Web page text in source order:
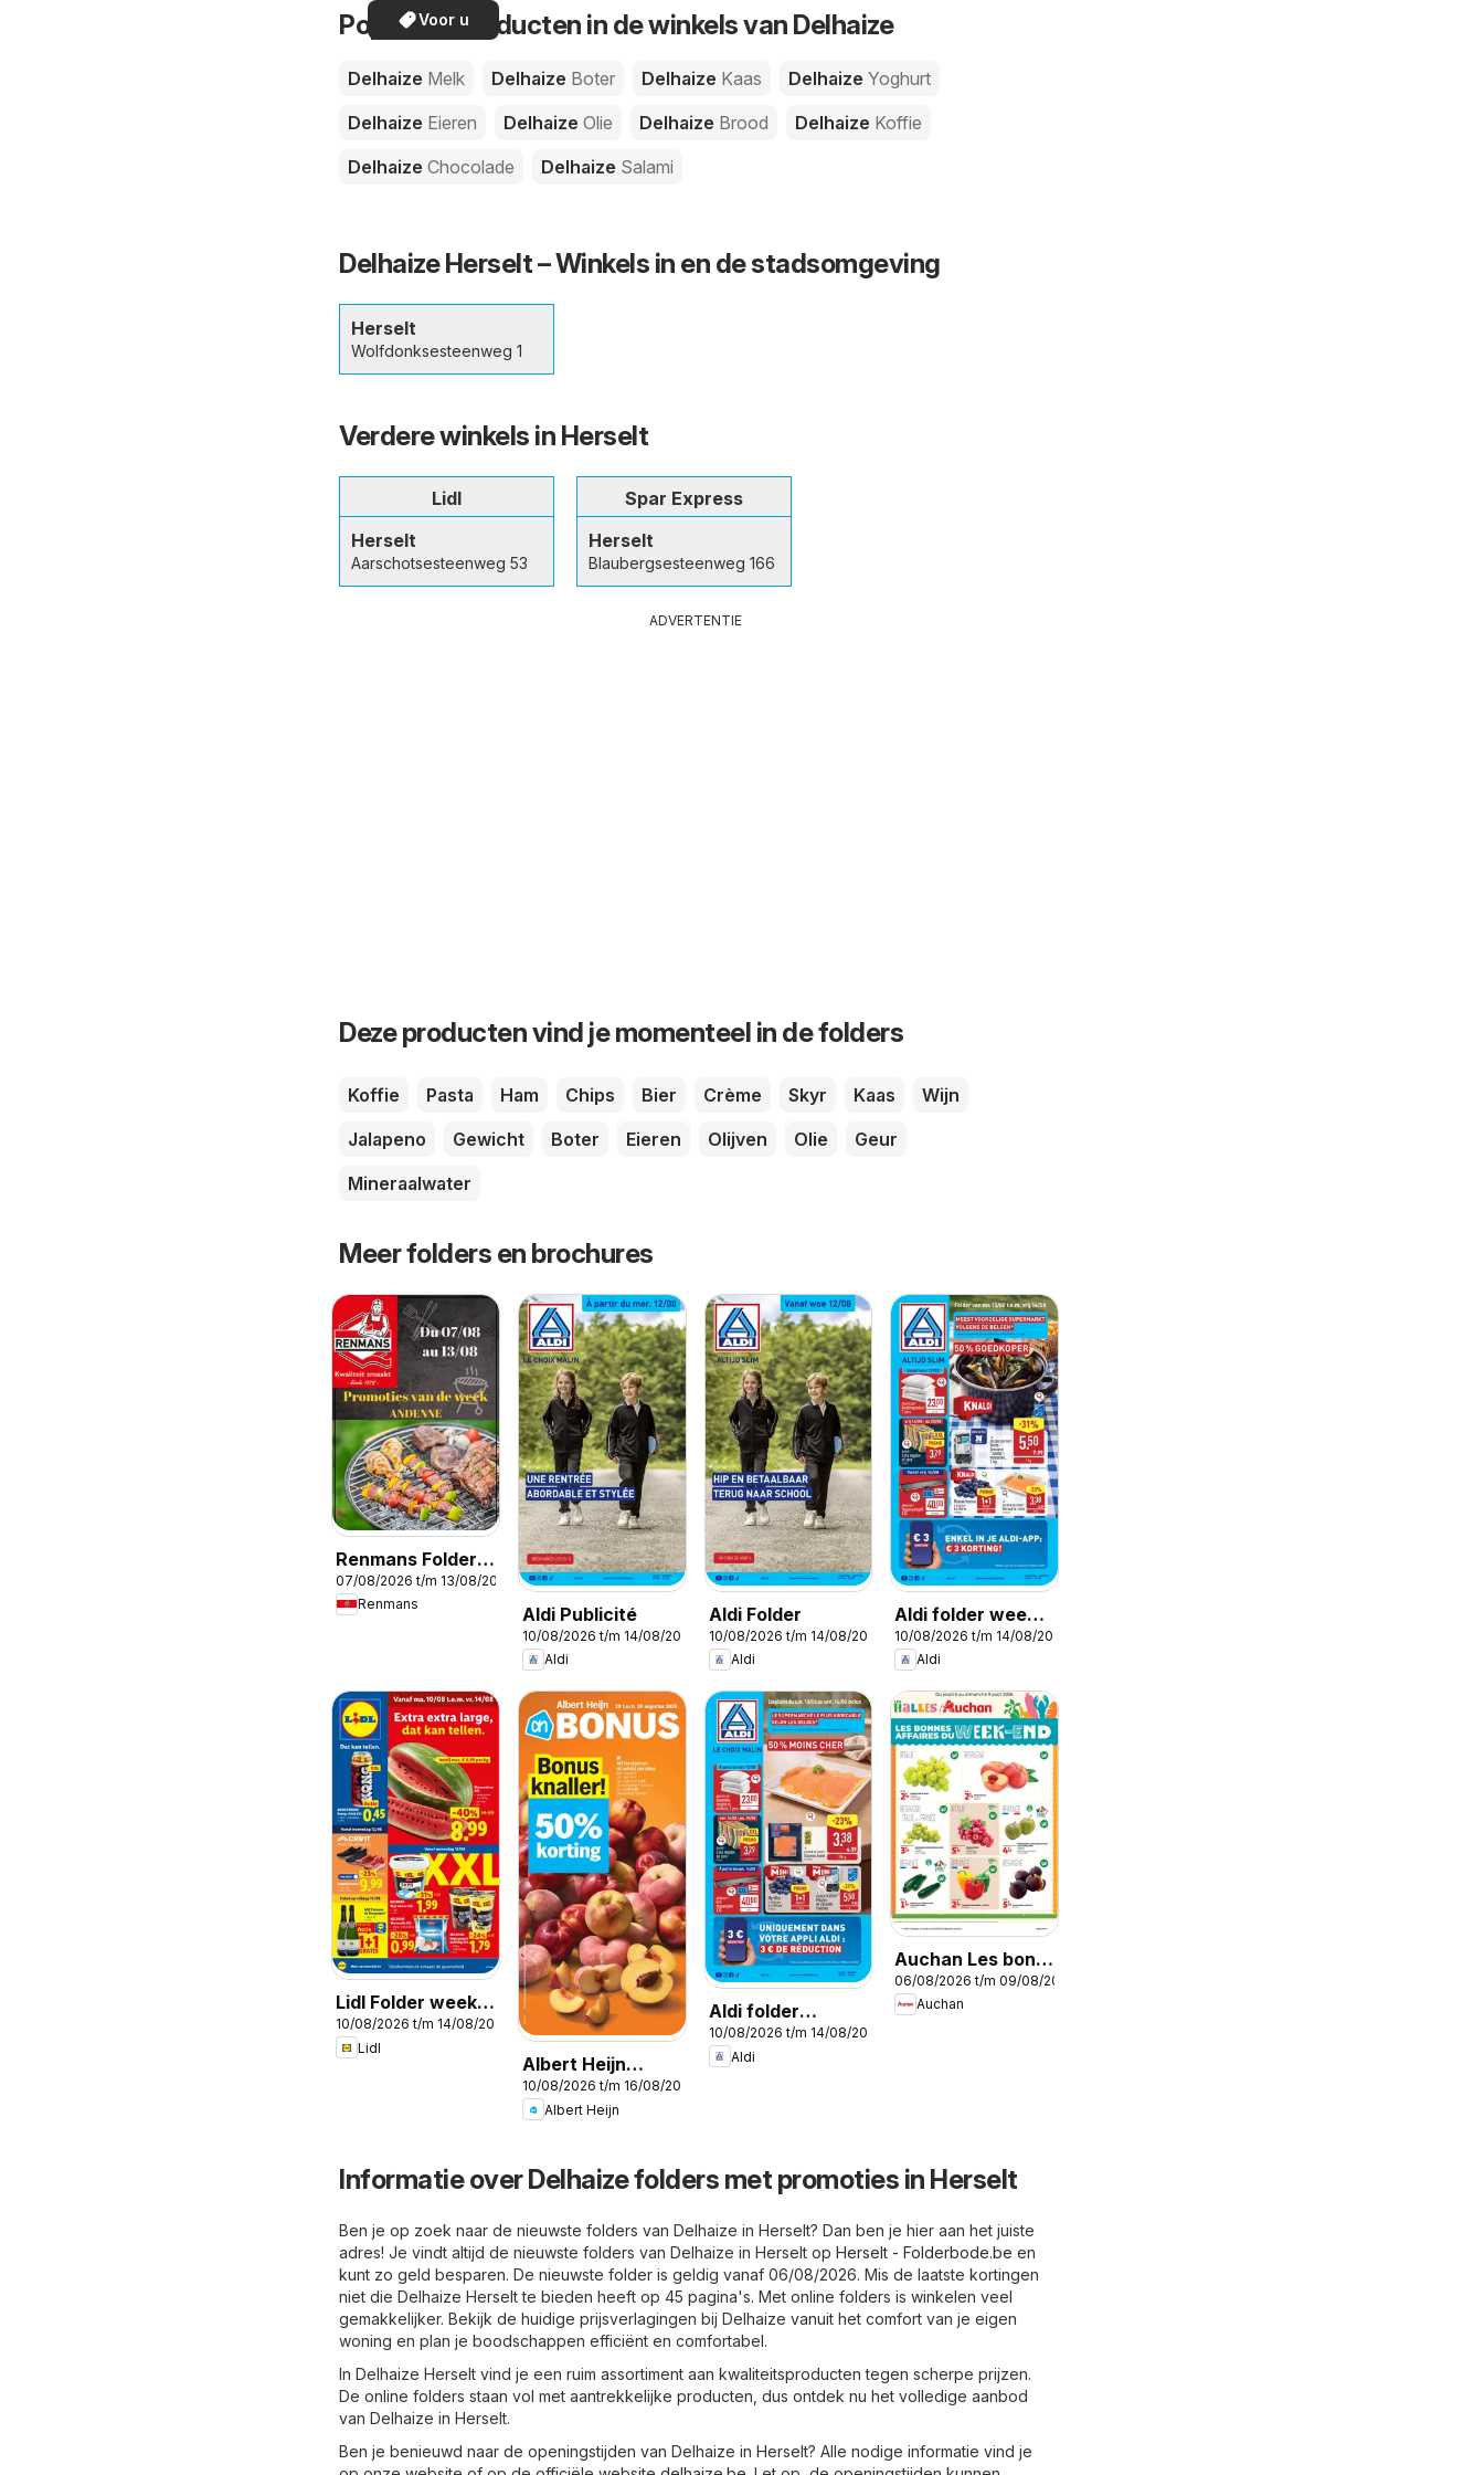
Voor u
Populaire producten in de winkels van Delhaize
Delhaize Melk Delhaize Boter Delhaize Kaas Delhaize Yoghurt
Delhaize Eieren Delhaize Olie Delhaize Brood Delhaize Koffie
Delhaize Chocolade Delhaize Salami
Delhaize Herselt – Winkels in en de stadsomgeving
Herselt
Wolfdonksesteenweg 1
Verdere winkels in Herselt
Lidl
Herselt
Aarschotsesteenweg 53
Spar Express
Herselt
Blaubergsesteenweg 166
ADVERTENTIE
Deze producten vind je momenteel in de folders
Koffie Pasta Ham Chips Bier Crème Skyr Kaas
Wijn
Jalapeno
Gewicht Boter Eieren Olijven Olie
Geur
Mineraalwater
Meer folders en brochures
Renmans Folder /
Publicité
07/08/2026 t/m 13/08/2026
Renmans
Aldi Publicité
10/08/2026 t/m 14/08/2026
Aldi
Aldi Folder
10/08/2026 t/m 14/08/2026
Aldi
Aldi folder week
33
10/08/2026 t/m 14/08/2026
Aldi
Lidl Folder week
33
10/08/2026 t/m 14/08/2026
Lidl
Albert Heijn
Folder week / de
la semaine 33
10/08/2026 t/m 16/08/2026
Albert Heijn
Aldi folder
semaine 33
10/08/2026 t/m 14/08/2026
Aldi
Auchan Les bons
plans du week
end dans votre
06/08/2026 t/m 09/08/2026
Auchan
Informatie over Delhaize folders met promoties in Herselt
Ben je op zoek naar de nieuwste folders van Delhaize in Herselt? Dan ben je hier aan het juiste
adres! Je vindt altijd de nieuwste folders van Delhaize in Herselt op Herselt - Folderbode.be en
kunt zo geld besparen. De nieuwste folder is geldig vanaf 06/08/2026. Mis de laatste kortingen
niet die Delhaize Herselt te bieden heeft op 45 pagina's. Met online folders is winkelen veel
gemakkelijker. Bekijk de huidige prijsverlagingen bij Delhaize vanuit het comfort van je eigen
woning en plan je boodschappen efficiënt en comfortabel.
In Delhaize Herselt vind je een ruim assortiment aan kwaliteitsproducten tegen scherpe prijzen.
De online folders staan vol met aantrekkelijke producten, dus ontdek nu het volledige aanbod
van Delhaize in Herselt.
Ben je benieuwd naar de openingstijden van Delhaize in Herselt? Alle nodige informatie vind je